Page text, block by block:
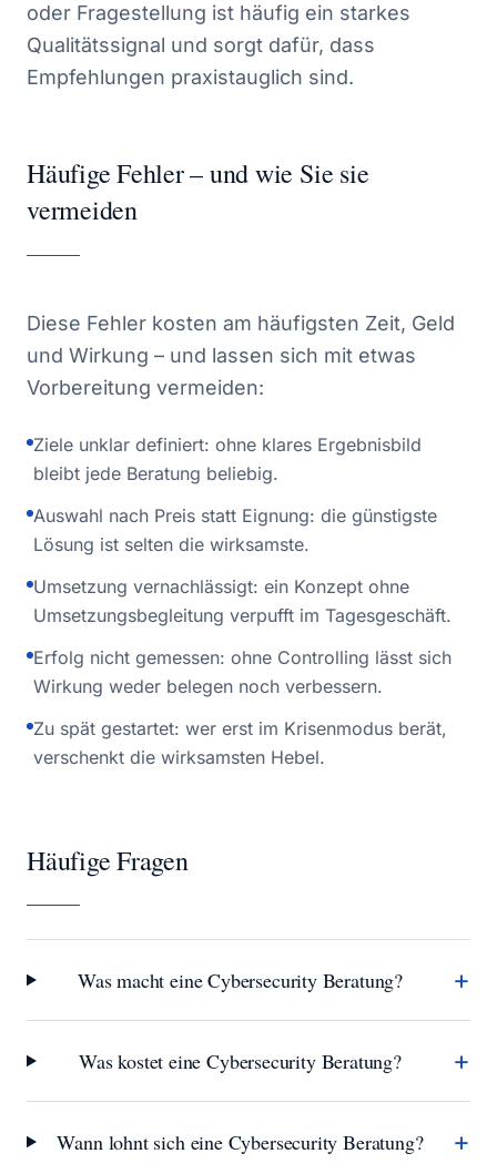
oder Fragestellung ist häufig ein starkes
Qualitätssignal und sorgt dafür, dass
Empfehlungen praxistauglich sind.
Häufige Fehler – und wie Sie sie
vermeiden
Diese Fehler kosten am häufigsten Zeit, Geld
und Wirkung – und lassen sich mit etwas
Vorbereitung vermeiden:
Ziele unklar definiert: ohne klares Ergebnisbild
bleibt jede Beratung beliebig.
Auswahl nach Preis statt Eignung: die günstigste
Lösung ist selten die wirksamste.
Umsetzung vernachlässigt: ein Konzept ohne
Umsetzungsbegleitung verpufft im Tagesgeschäft.
Erfolg nicht gemessen: ohne Controlling lässt sich
Wirkung weder belegen noch verbessern.
Zu spät gestartet: wer erst im Krisenmodus berät,
verschenkt die wirksamsten Hebel.
Häufige Fragen
Was macht eine Cybersecurity Beratung? +
Was kostet eine Cybersecurity Beratung? +
Wann lohnt sich eine Cybersecurity Beratung? +